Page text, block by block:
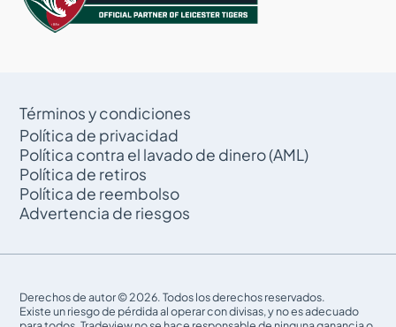
Términos y condiciones
Política de privacidad
Política contra el lavado de dinero (AML)
Política de retiros
Política de reembolso
Advertencia de riesgos
Derechos de autor © 2026. Todos los derechos reservados.
Existe un riesgo de pérdida al operar con divisas, y no es adecuado